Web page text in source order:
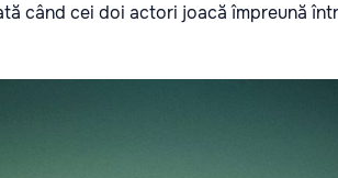
când cei doi actori joacă împreună